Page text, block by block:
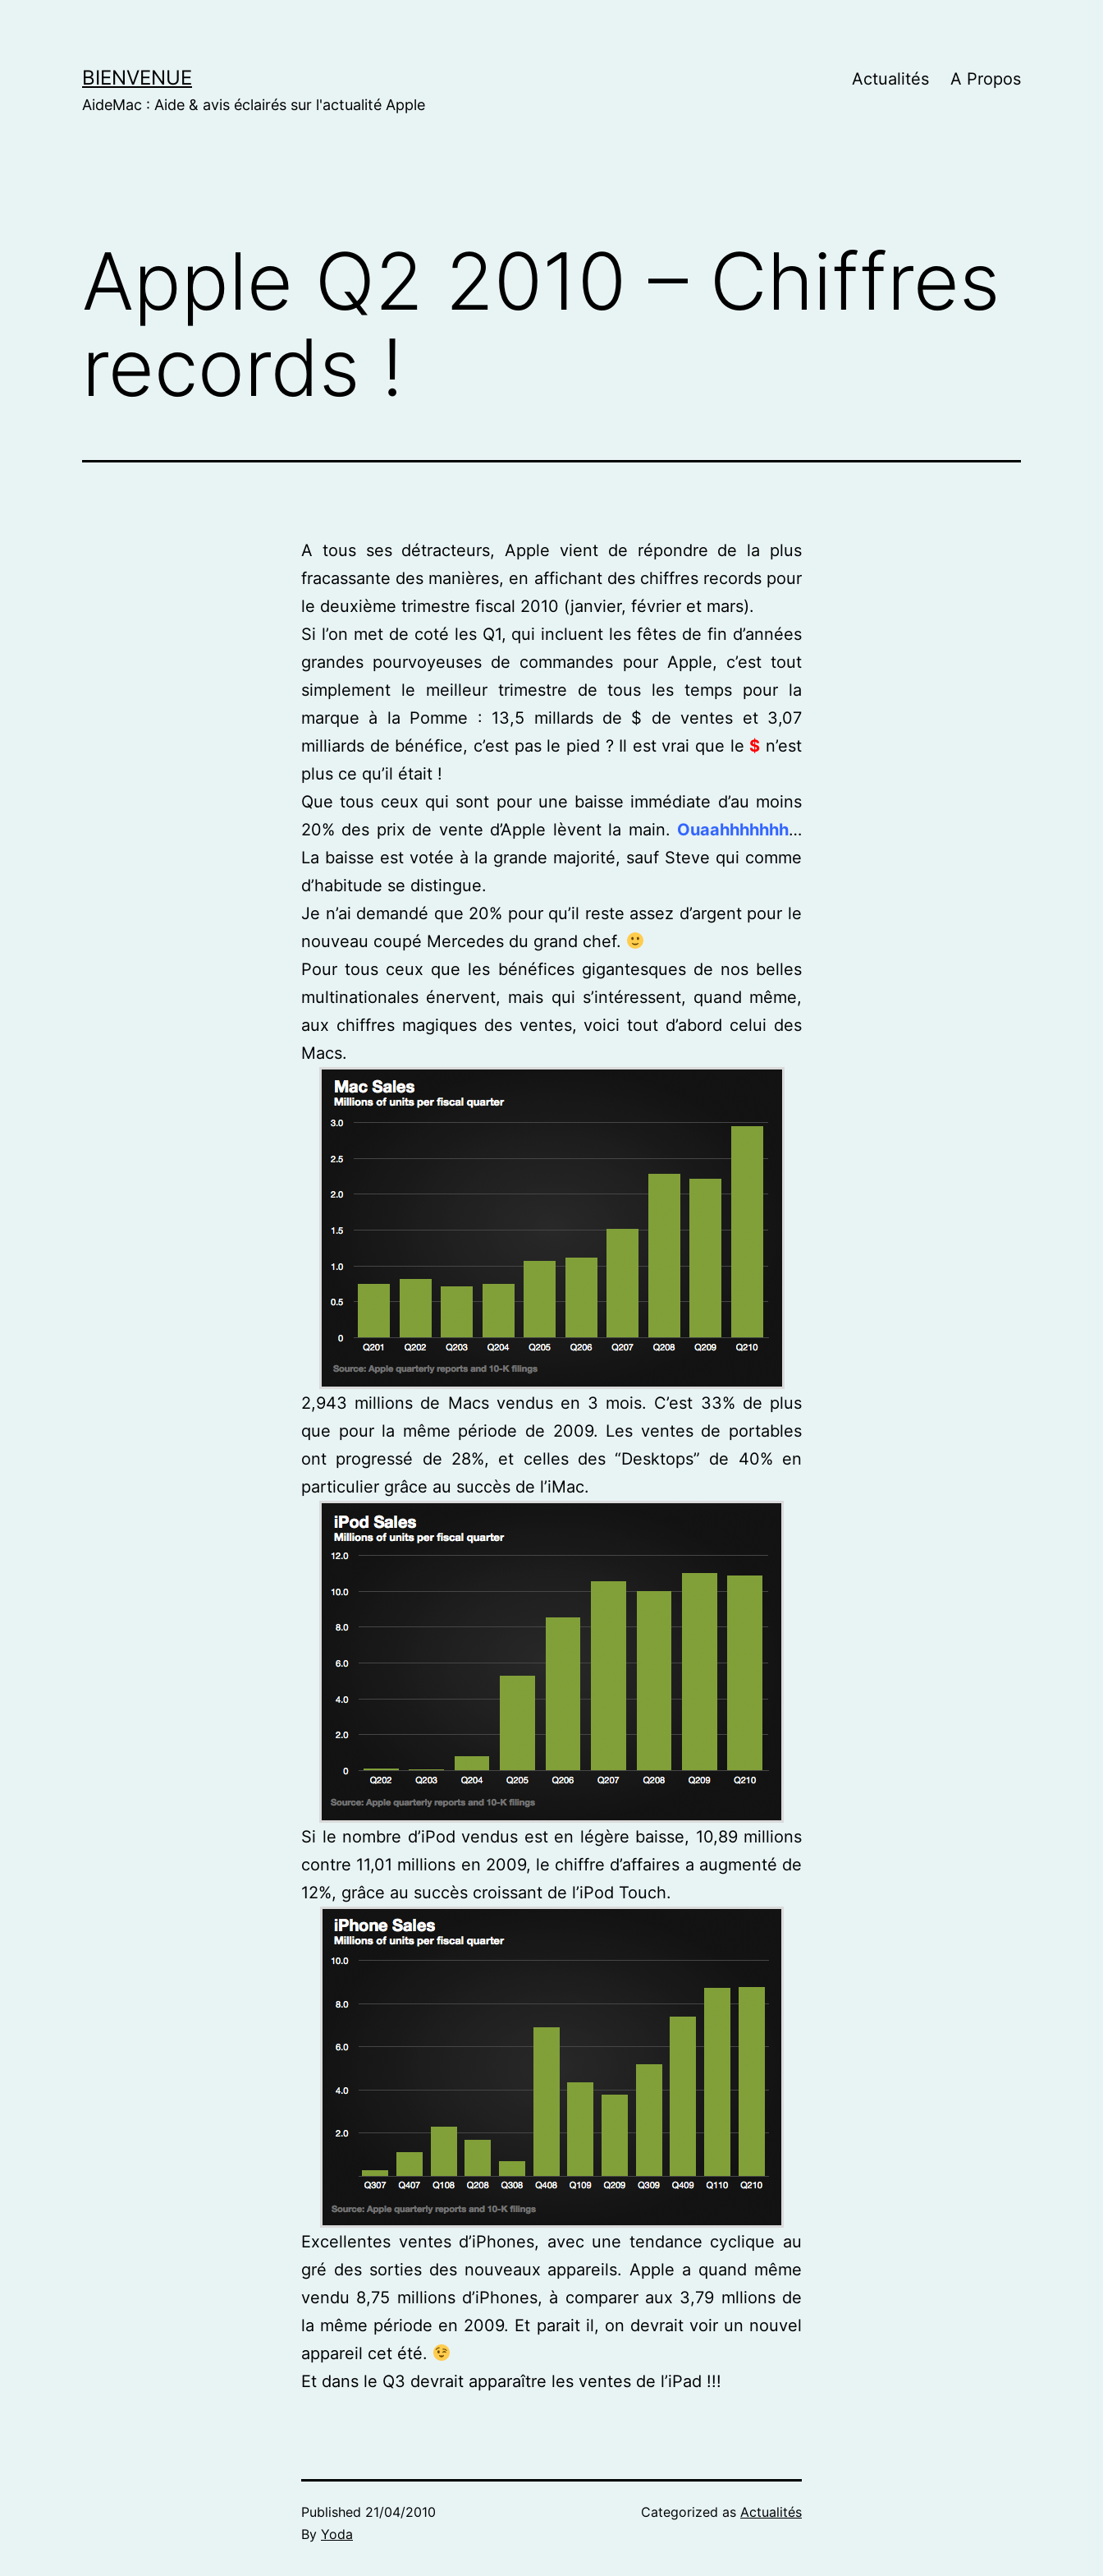
BIENVENUE
AideMac : Aide & avis éclairés sur l'actualité Apple
Actualités A Propos
Apple Q2 2010 – Chiffres
records !
A tous ses détracteurs, Apple vient de répondre de la plus
fracassante des manières, en affichant des chiffres records pour
le deuxième trimestre fiscal 2010 (janvier, février et mars).
Si l’on met de coté les Q1, qui incluent les fêtes de fin d’années
grandes pourvoyeuses de commandes pour Apple, c’est tout
simplement le meilleur trimestre de tous les temps pour la
marque à la Pomme : 13,5 millards de $ de ventes et 3,07
milliards de bénéfice, c’est pas le pied ? Il est vrai que le $ n’est
plus ce qu’il était !
Que tous ceux qui sont pour une baisse immédiate d’au moins
20% des prix de vente d’Apple lèvent la main. Ouaahhhhhhh…
La baisse est votée à la grande majorité, sauf Steve qui comme
d’habitude se distingue.
Je n’ai demandé que 20% pour qu’il reste assez d’argent pour le
nouveau coupé Mercedes du grand chef.
Pour tous ceux que les bénéfices gigantesques de nos belles
multinationales énervent, mais qui s’intéressent, quand même,
aux chiffres magiques des ventes, voici tout d’abord celui des
Macs.
2,943 millions de Macs vendus en 3 mois. C’est 33% de plus
que pour la même période de 2009. Les ventes de portables
ont progressé de 28%, et celles des “Desktops” de 40% en
particulier grâce au succès de l’iMac.
Si le nombre d’iPod vendus est en légère baisse, 10,89 millions
contre 11,01 millions en 2009, le chiffre d’affaires a augmenté de
12%, grâce au succès croissant de l’iPod Touch.
Excellentes ventes d’iPhones, avec une tendance cyclique au
gré des sorties des nouveaux appareils. Apple a quand même
vendu 8,75 millions d’iPhones, à comparer aux 3,79 mllions de
la même période en 2009. Et parait il, on devrait voir un nouvel
appareil cet été.
Et dans le Q3 devrait apparaître les ventes de l’iPad !!!
Published 21/04/2010
By Yoda
Categorized as Actualités